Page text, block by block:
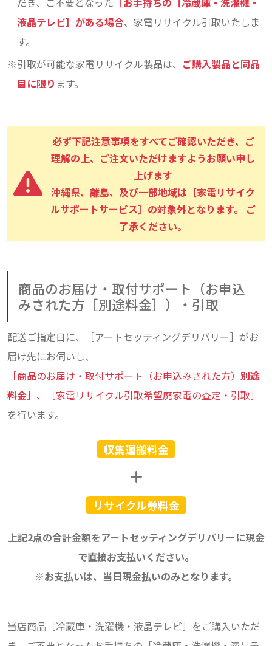
液晶テレビ］がある場合、家電リサイクル引取いたしま
す。
引取が可能な家電リサイクル製品は、 ご購入製品と同品
目に限り ます。
必ず下記注意事項をすべてご確認いただき、ご
理解の上、ご注文いただけますようお願い申し
上げます
沖縄県、離島、及び一部地域は［家電リサイク
ルサポートサービス］の対象外となります。 ご
了承ください。
商品のお届け・取付サポート（お申込
みされた方［別途料金］）・引取
配送ご指定日に、［アートセッティングデリバリー］がお
届け先にお伺いし、
［商品のお届け・取付サポート（お申込みされた方） 別途
料金］、［家電リサイクル引取希望廃家電の査定・引取］
を行います。
収集運搬料金
リサイクル券料金
上記2点の合計金額をアートセッティングデリバリーに現金
で直接お支払いください。
※お支払いは、当日現金払いのみとなります。
当店商品［冷蔵庫・洗濯機・液晶テレビ］をご購入いただ